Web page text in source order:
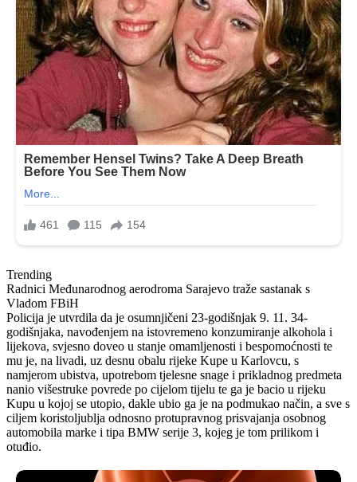
Trending
Radnici Međunarodnog aerodroma Sarajevo traže sastanak s
Vladom FBiH
Policija je utvrdila da je osumnjičeni 23-godišnjak 9. 11. 34-
godišnjaka, navođenjem na istovremeno konzumiranje alkohola i
lijekova, svjesno doveo u stanje omamljenosti i bespomoćnosti te
mu je, na livadi, uz desnu obalu rijeke Kupe u Karlovcu, s
namjerom ubistva, upotrebom tjelesne snage i prikladnog predmeta
nanio višestruke povrede po cijelom tijelu te ga je bacio u rijeku
Kupu u kojoj se utopio, dakle ubio ga je na podmukao način, a sve s
ciljem koristoljublja odnosno protupravnog prisvajanja osobnog
automobila marke i tipa BMW serije 3, kojeg je tom prilikom i
otuđio.